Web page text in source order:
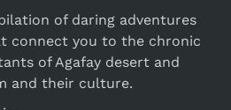
of daring adventures
connect you to the chronic
of Agafay desert and
and their culture.